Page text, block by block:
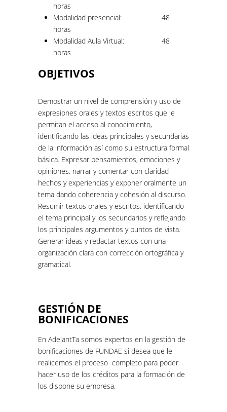
horas
Modalidad presencial:
48
horas
Modalidad Aula Virtual:
48
horas
OBJETIVOS
Demostrar un nivel de comprensión y uso de
expresiones orales y textos escritos que le
permitan el acceso al conocimiento,
identificando las ideas principales y secundarias
de la información así como su estructura formal
básica. Expresar pensamientos, emociones y
opiniones, narrar y comentar con claridad
hechos y experiencias y exponer oralmente un
tema dando coherencia y cohesión al discurso.
Resumir textos orales y escritos, identificando
el tema principal y los secundarios y reflejando
los principales argumentos y puntos de vista.
Generar ideas y redactar textos con una
organización clara con corrección ortográfica y
gramatical.
GESTIÓN DE
BONIFICACIONES
En AdelantTa somos expertos en la gestión de
bonificaciones de FUNDAE si desea que le
realicemos el proceso completo para poder
hacer uso de los créditos para la formación de
los dispone su empresa.